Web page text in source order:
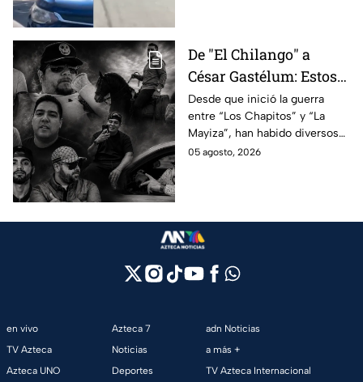
De "El Chilango" a
César Gastélum: Estos
son los 10 influencers
asesinados por la
guerra entre "Los
Chapitos" y "La Mayiza"
Desde que inició la guerra
entre “Los Chapitos” y “La
Mayiza”, han habido diversos
asesinatos, entre ellos los de
05 agosto, 2026
en vivo
TV Azteca
Azteca UNO
Azteca 7
Noticias
Deportes
adn Noticias
a más +
TV Azteca Internacional